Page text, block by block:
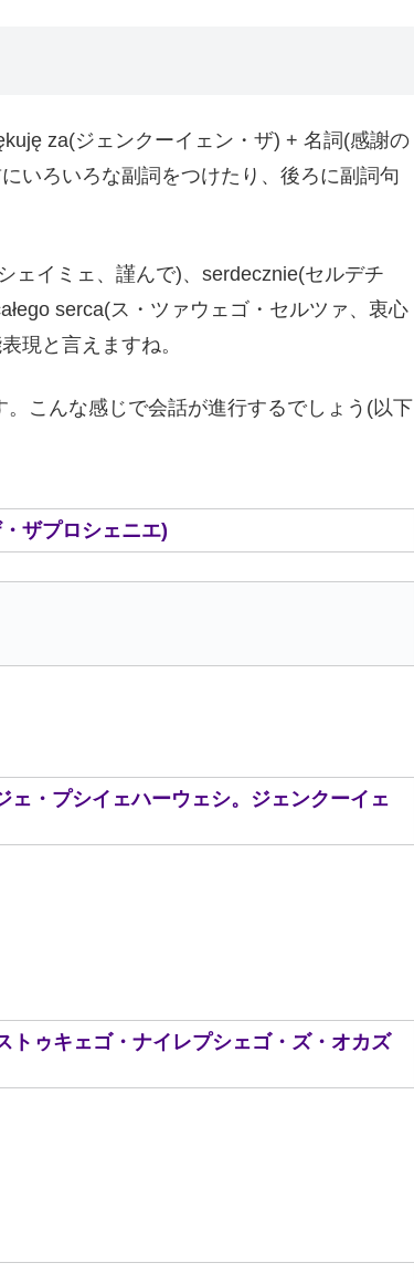
za(ジェンクーイェン・ザ) + 名詞(感謝の
いろいろな副詞をつけたり、後ろに副詞句
ェイミェ、謹んで)、serdecznie(セルデチ
serca(ス・ツァウェゴ・セルツァ、衷心
現と言えますね。
こんな感じで会話が進行するでしょう(以下
ザプロシェニエ)
・プシイェハーウェシ。ジェンクーイェ
ゥキェゴ・ナイレプシェゴ・ズ・オカズ